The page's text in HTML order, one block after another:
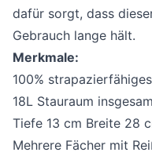
dafür sorgt, dass
Gebrauch lange hält.
Merkmale:
100%
18L Stauraum
Tiefe 13 cm Breite 28
Mehrere Fächer mit